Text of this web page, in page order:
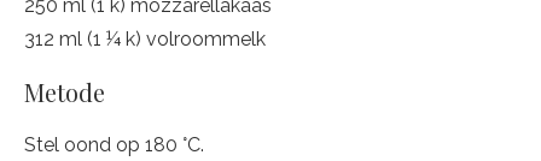
250 ml (1 k) mozzarellakaas
312 ml (1 ¼ k) volroommelk
Metode
Stel oond op 180 °C.